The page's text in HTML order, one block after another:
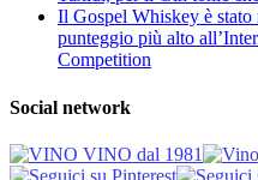
Il Gospel Whiskey è
punteggio più alto
Competition
Social network